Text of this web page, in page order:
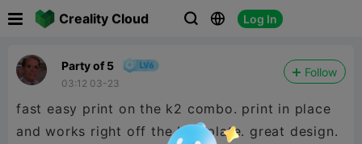
Creality Cloud   Log In
Party of 5
03:12 03-23
Follow
fast easy print on the k2 combo. print in place
and works right off the bed plate. great design.